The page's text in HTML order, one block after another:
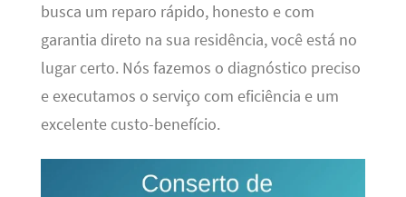
busca um reparo rápido, honesto e com
garantia direto na sua residência, você está no
lugar certo. Nós fazemos o diagnóstico preciso
e executamos o serviço com eficiência e um
excelente custo-benefício.